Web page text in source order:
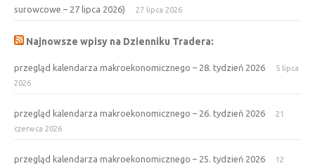
surowcowe – 27 lipca 2026)
27 lipca 2026
Najnowsze wpisy na Dzienniku Tradera:
przegląd kalendarza makroekonomicznego – 28. tydzień 2026
5 lipca
2026
przegląd kalendarza makroekonomicznego – 26. tydzień 2026
21
czerwca 2026
przegląd kalendarza makroekonomicznego – 25. tydzień 2026
12